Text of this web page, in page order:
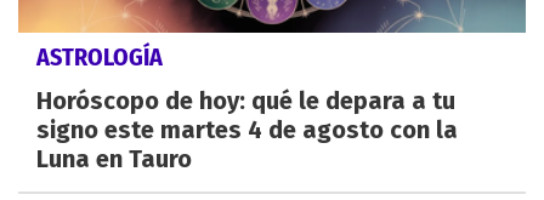
ASTROLOGÍA
Horóscopo de hoy: qué le depara a tu
signo este martes 4 de agosto con la
Luna en Tauro